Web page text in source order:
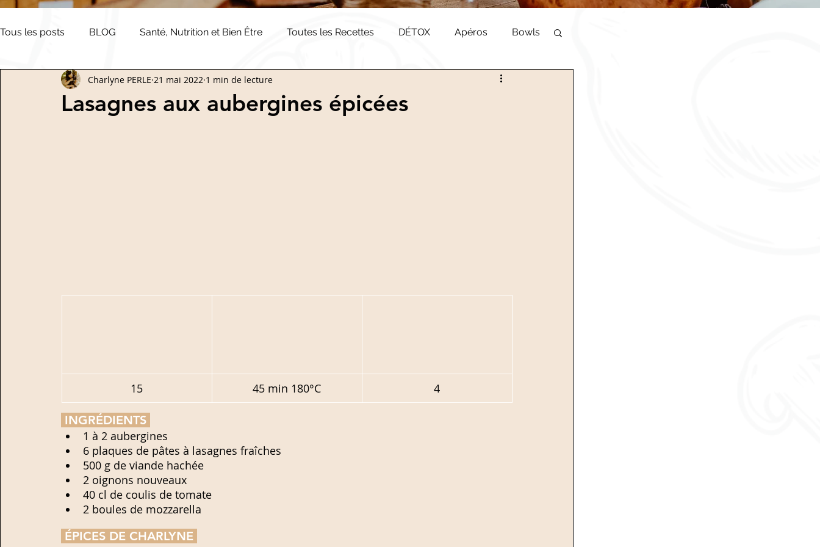
Tous les posts BLOG Santé, Nutrition et Bien Être Toutes les Recettes DÉTOX Apéros Bowls
Dips Veloutés Sucrées Végétarien
Lasagnes aux aubergines épicées
Charlyne PERLE 21 mai 2022 1 min de lecture
15 45 min 180°C 4
INGRÉDIENTS
1 à 2 aubergines
6 plaques de pâtes à lasagnes fraîches
500 g de viande hachée
2 oignons nouveaux
40 cl de coulis de tomate
2 boules de mozzarella
ÉPICES DE CHARLYNE